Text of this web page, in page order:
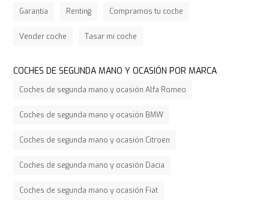
Garantía Renting Compramos tu coche
Vender coche Tasar mi coche
COCHES DE SEGUNDA MANO Y OCASIÓN POR MARCA
Coches de segunda mano y ocasión Alfa Romeo
Coches de segunda mano y ocasión BMW
Coches de segunda mano y ocasión Citroen
Coches de segunda mano y ocasión Dacia
Coches de segunda mano y ocasión Fiat